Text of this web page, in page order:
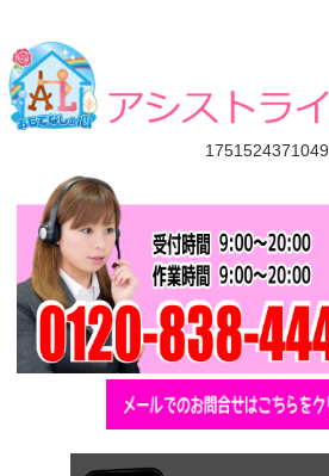
1751524371049